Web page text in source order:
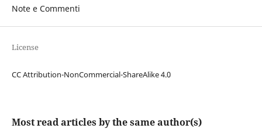
Note e Commenti
License
CC Attribution-NonCommercial-ShareAlike 4.0
Most read articles by the same author(s)